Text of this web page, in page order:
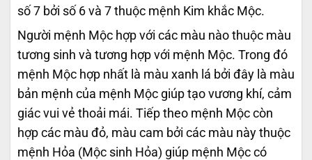
số 7 bởi số 6 và 7 thuộc mệnh Kim khắc Mộc.
Người mệnh Mộc hợp với các màu nào thuộc màu
tương sinh và tương hợp với mệnh Mộc. Trong đó
mệnh Mộc hợp nhất là màu xanh lá bởi đây là màu
bản mệnh của mệnh Mộc giúp tạo vương khí, cảm
giác vui vẻ thoải mái. Tiếp theo mệnh Mộc còn
hợp các màu đỏ, màu cam bởi các màu này thuộc
mệnh Hỏa (Mộc sinh Hỏa) giúp mệnh Mộc có